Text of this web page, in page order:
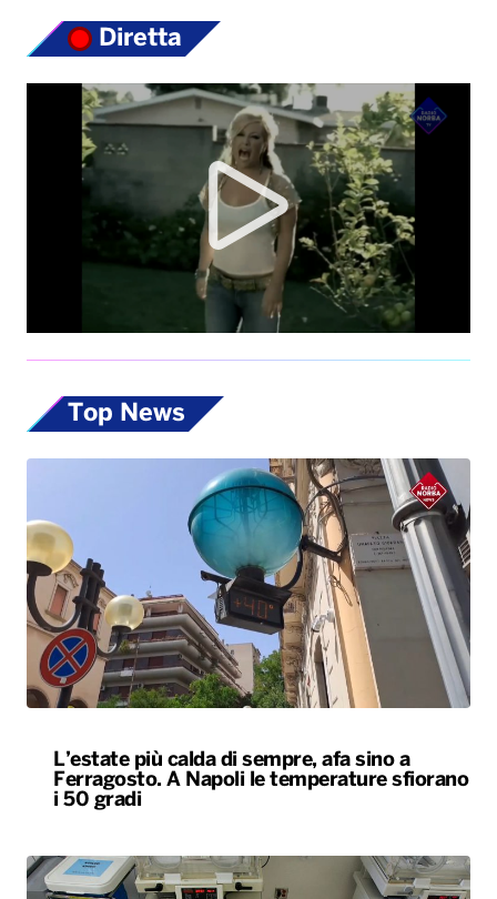
Diretta
Top News
L’estate più calda di sempre, afa sino a
Ferragosto. A Napoli le temperature sfiorano
i 50 gradi